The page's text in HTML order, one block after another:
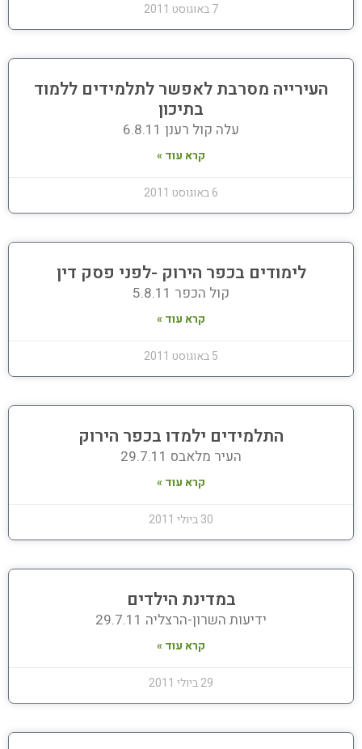
7 באוגוסט 2011
העירייה מסרבת לאפשר לתלמידים ללמוד
בתיכון
עלה קול רענן 6.8.11
קרא עוד »
6 באוגוסט 2011
לימודים בכפר הירוק -לפני פסק דין
קול הכפר 5.8.11
קרא עוד »
5 באוגוסט 2011
התלמידים ילמדו בכפר הירוק
העיר מלאבס 29.7.11
קרא עוד »
30 ביולי 2011
במדינת הילדים
ידיעות השרון-הרצליה 29.7.11
קרא עוד »
29 ביולי 2011